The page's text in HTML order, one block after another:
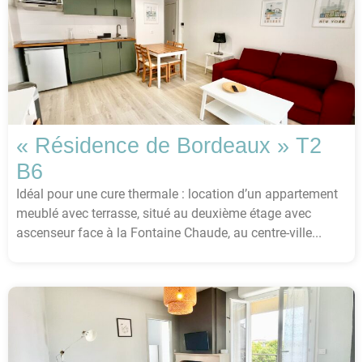
« Résidence de Bordeaux » T2
B6
Idéal pour une cure thermale : location d’un appartement
meublé avec terrasse, situé au deuxième étage avec
ascenseur face à la Fontaine Chaude, au centre-ville...